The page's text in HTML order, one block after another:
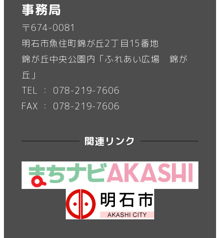
事務局
〒674-0081
明石市魚住町錦が丘2丁目15番地
錦が丘中央公園内「ふれあい広場 錦が
丘」
TEL ： 078-219-7606
FAX ： 078-219-7606
関連リンク